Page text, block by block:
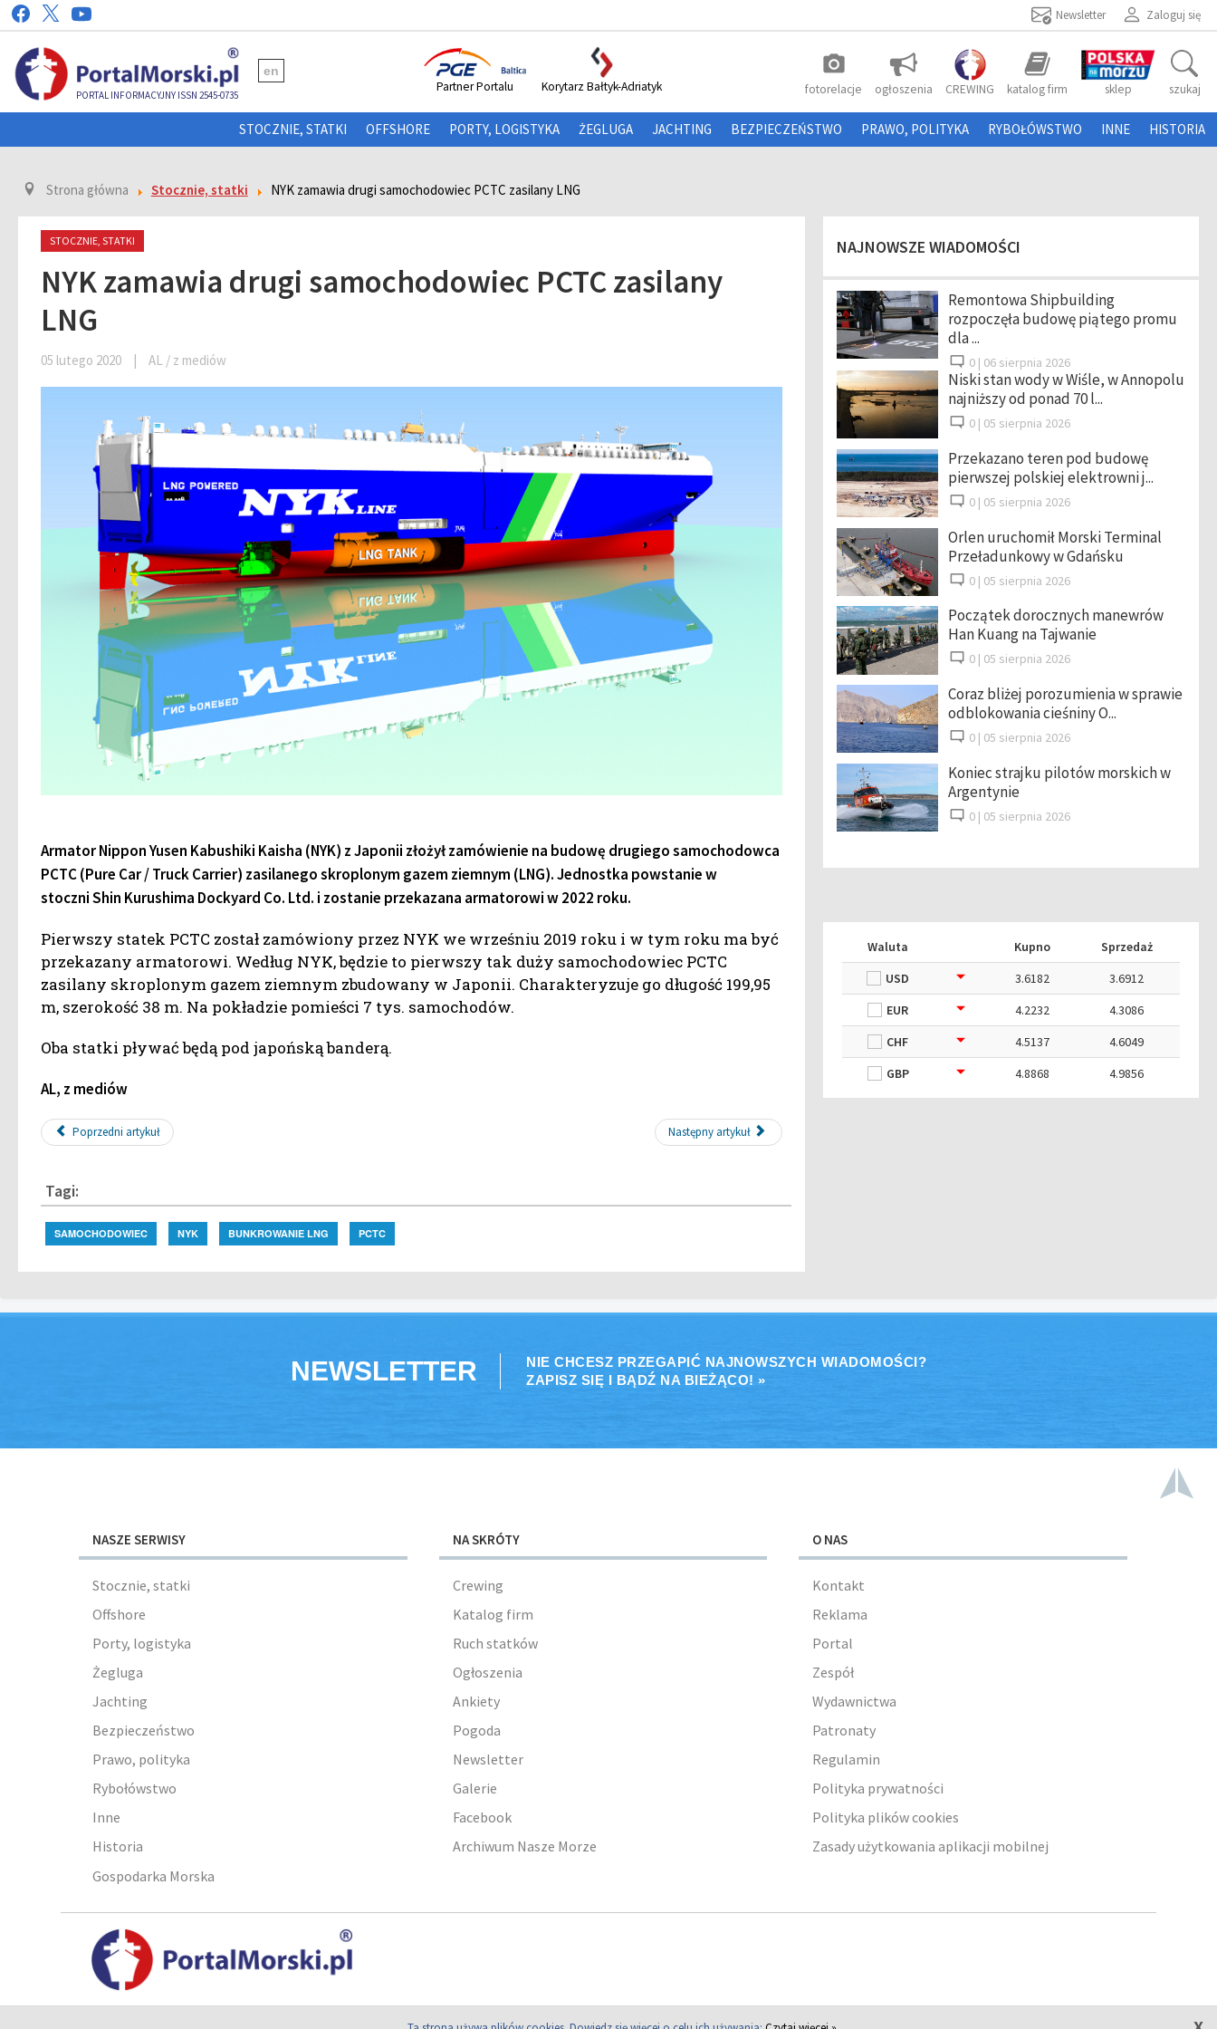
Zaloguj się
Newsletter
PORTAL INFORMACYJNY ISSN 2545-0735
en photo_camera
fotorelacje ogłoszenia CREWING katalog firm sklep szukaj
Partner Portalu Korytarz Bałtyk-Adriatyk
STOCZNIE, STATKI OFFSHORE PORTY, LOGISTYKA ŻEGLUGA JACHTING BEZPIECZEŃSTWO PRAWO, POLITYKA RYBOŁÓWSTWO INNE HISTORIA
Strona główna Stocznie, statki NYK zamawia drugi samochodowiec PCTC zasilany LNG
STOCZNIE, STATKI
NYK zamawia drugi samochodowiec PCTC zasilany
LNG
05 lutego 2020 | AL / z mediów
Armator Nippon Yusen Kabushiki Kaisha (NYK) z Japonii złożył zamówienie na budowę drugiego samochodowca
PCTC (Pure Car / Truck Carrier) zasilanego skroplonym gazem ziemnym (LNG). Jednostka powstanie w
stoczniShin Kurushima Dockyard Co. Ltd. i zostanie przekazana armatorowi w2022 roku.
Pierwszy statek PCTC został zamówiony przez NYK we wrześniu 2019 roku i w tym roku ma być
przekazany armatorowi. Według NYK, będzie to pierwszy tak duży samochodowiec PCTC
zasilany skroplonym gazem ziemnym zbudowany w Japonii. Charakteryzuje go długość 199,95
m, szerokość 38 m. Na pokładzie pomieści 7 tys. samochodów.
Oba statki pływać będą pod japońską banderą.
AL, z mediów
Poprzedni artykuł Następny artykuł
Tagi:
SAMOCHODOWIEC NYK BUNKROWANIE LNG PCTC
NAJNOWSZE WIADOMOŚCI
Remontowa Shipbuilding
rozpoczęła budowę piątego promu
dla ...
0 | 06 sierpnia 2026
Niski stan wody w Wiśle, w Annopolu
najniższy od ponad 70 l...
0 | 05 sierpnia 2026
Przekazano teren pod budowę
pierwszej polskiej elektrowni j...
0 | 05 sierpnia 2026
Orlen uruchomił Morski Terminal
Przeładunkowy w Gdańsku
0 | 05 sierpnia 2026
Początek dorocznych manewrów
Han Kuang na Tajwanie
0 | 05 sierpnia 2026
Coraz bliżej porozumienia w sprawie
odblokowania cieśniny O...
0 | 05 sierpnia 2026
Koniec strajku pilotów morskich w
Argentynie
0 | 05 sierpnia 2026
Waluta Kupno
Sprzedaż
USD
3.6182
3.6912
EUR
4.2232
4.3086
CHF
4.5137
4.6049
GBP
4.8868 4.9856
NEWSLETTER
NIE CHCESZ PRZEGAPIĆ NAJNOWSZYCH WIADOMOŚCI?
ZAPISZ SIĘ I BĄDŹ NA BIEŻĄCO! »
NASZE SERWISY
Stocznie, statki
Offshore
Porty, logistyka
Żegluga
Jachting
Bezpieczeństwo
Prawo, polityka
Rybołówstwo
Inne
Historia
Gospodarka Morska
NA SKRÓTY
Crewing
Katalog firm
Ruch statków
Ogłoszenia
Ankiety
Pogoda
Newsletter
Galerie
Facebook
Archiwum Nasze Morze
O NAS
Kontakt
Reklama
Portal
Zespół
Wydawnictwa
Patronaty
Regulamin
Polityka prywatności
Polityka plików cookies
Zasady użytkowania aplikacji mobilnej